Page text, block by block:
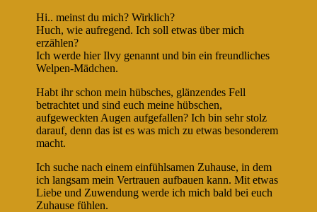
Hi.. meinst du mich? Wirklich?
Huch, wie aufregend. Ich soll etwas über mich
erzählen?
Ich werde hier Ilvy genannt und bin ein freundliches
Welpen-Mädchen.
Habt ihr schon mein hübsches, glänzendes Fell
betrachtet und sind euch meine hübschen,
aufgeweckten Augen aufgefallen? Ich bin sehr stolz
darauf, denn das ist es was mich zu etwas besonderem
macht.
Ich suche nach einem einfühlsamen Zuhause, in dem
ich langsam mein Vertrauen aufbauen kann. Mit etwas
Liebe und Zuwendung werde ich mich bald bei euch
Zuhause fühlen.